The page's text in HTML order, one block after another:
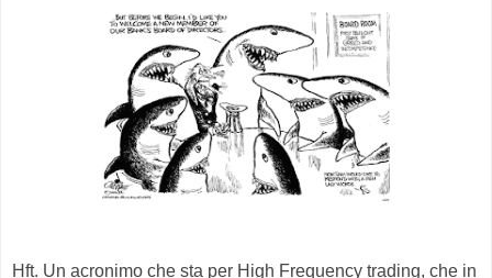
Hft. Un acronimo che sta per High Frequency trading, che in